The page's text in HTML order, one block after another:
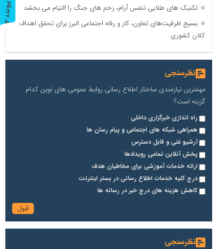
تکنیک های طلایی تنفس آرام، زخم های جنگ را التیام می بخشد
بسیج ظرفیت‌های تعاون، کار و رفاه اجتماعی البرز برای تحقق اهداف
کلان کشوری
نظرسنجی
مهمترین نیازمندی ساختار اطلاع رسانی روابط عمومی های نوین کدام
گزینه است؟
راه اندازی خبرگزاری داخلی
همراهی شبکه های اجتماعی و پیام رسان ها
آرشیو غنی و قابل دسترس
پخش آنلاین تمامی رویدادها
ارائه خدمات آموزشی برای مخاطیان هدف
درج کلیه خدمات اطلاع رسانی در بستر اینترنت
کاهش هزینه های درج خبر در رسانه ها
نظرسنجی
پ
ر
و
ن
د
ه
3